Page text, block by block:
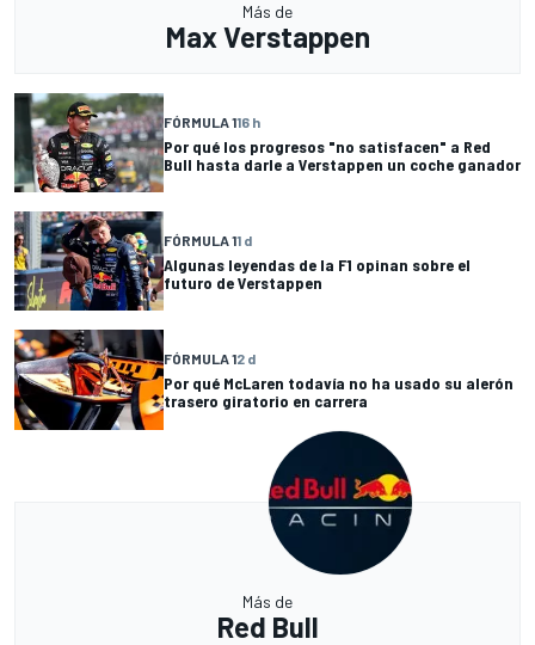
Más de
Max Verstappen
FÓRMULA 116 h
Por qué los progresos "no satisfacen" a Red
Bull hasta darle a Verstappen un coche ganador
FÓRMULA 11 d
Algunas leyendas de la F1 opinan sobre el
futuro de Verstappen
FÓRMULA 12 d
Por qué McLaren todavía no ha usado su alerón
trasero giratorio en carrera
Más de
Red Bull